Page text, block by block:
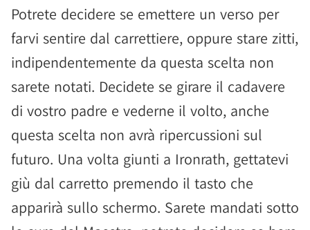
Potrete decidere se emettere un verso per
farvi sentire dal carrettiere, oppure stare zitti,
indipendentemente da questa scelta non
sarete notati. Decidete se girare il cadavere
di vostro padre e vederne il volto, anche
questa scelta non avrà ripercussioni sul
futuro. Una volta giunti a Ironrath, gettatevi
giù dal carretto premendo il tasto che
apparirà sullo schermo. Sarete mandati sotto